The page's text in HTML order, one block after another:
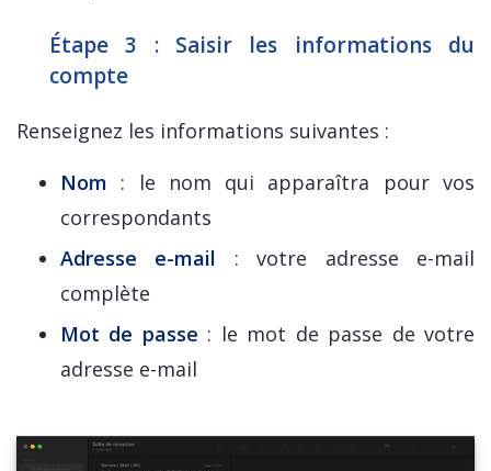
Étape 3 : Saisir les informations du
compte
Renseignez les informations suivantes :
Nom : le nom qui apparaîtra pour vos
correspondants
Adresse e-mail : votre adresse e-mail
complète
Mot de passe : le mot de passe de votre
adresse e-mail